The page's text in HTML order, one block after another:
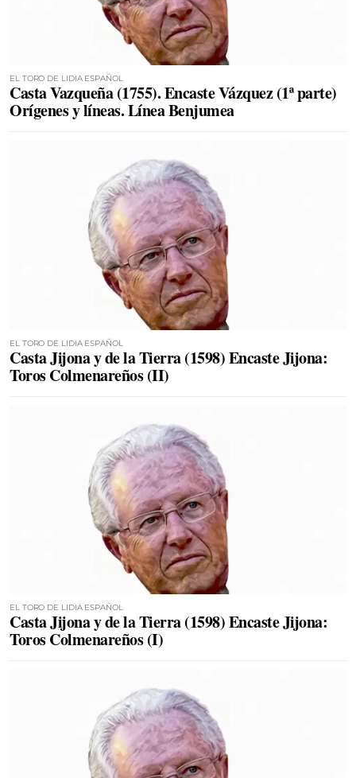
EL TORO DE LIDIA ESPAÑOL
Casta Vazqueña (1755). Encaste Vázquez (1ª parte)
Orígenes y líneas. Línea Benjumea
EL TORO DE LIDIA ESPAÑOL
Casta Jijona y de la Tierra (1598) Encaste Jijona:
Toros Colmenareños (II)
EL TORO DE LIDIA ESPAÑOL
Casta Jijona y de la Tierra (1598) Encaste Jijona:
Toros Colmenareños (I)